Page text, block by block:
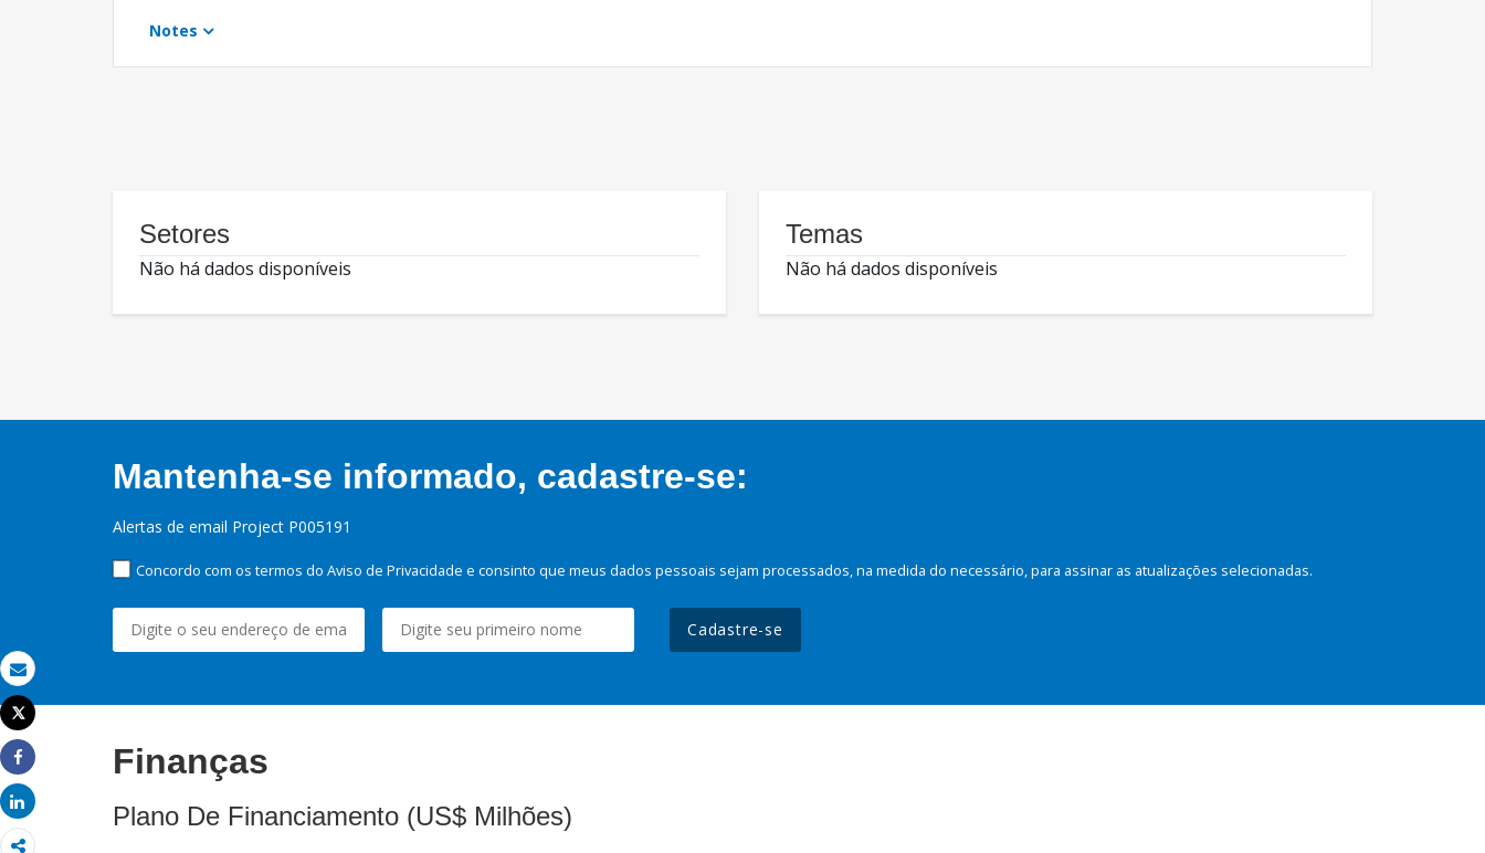
Email
Imprimir
Tweet
Share
Share
Notes
Setores
Não há dados disponíveis
Temas
Não há dados disponíveis
Mantenha-se informado, cadastre-se:
Alertas de email Project P005191
Concordo com os termos do Aviso de Privacidade e consinto que meus dados pessoais sejam processados, na medida do necessário, para assinar as atualizações selecionadas.
Cadastre-se
Finanças
Plano De Financiamento (US$ Milhões)